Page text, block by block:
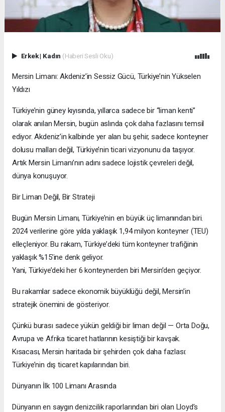
Erkek| Kadın (Haberi Sesli Oku)
Mersin Limanı: Akdeniz’in Sessiz Gücü, Türkiye’nin Yükselen
Yıldızı
Türkiye’nin güney kıyısında, yıllarca sadece bir “liman kenti”
olarak anılan Mersin, bugün aslında çok daha fazlasını temsil
ediyor. Akdeniz’in kalbinde yer alan bu şehir, sadece konteyner
dolusu malları değil, Türkiye’nin ticari vizyonunu da taşıyor.
Artık Mersin Limanı’nın adını sadece lojistik çevreleri değil,
dünya konuşuyor.
Bir Liman Değil, Bir Strateji
Bugün Mersin Limanı, Türkiye’nin en büyük üç limanından biri.
2024 verilerine göre yılda yaklaşık 1,94 milyon konteyner (TEU)
elleçleniyor. Bu rakam, Türkiye’deki tüm konteyner trafiğinin
yaklaşık %15’ine denk geliyor.
Yani, Türkiye’deki her 6 konteynerden biri Mersin’den geçiyor.
Bu rakamlar sadece ekonomik büyüklüğü değil, Mersin’in
stratejik önemini de gösteriyor.
Çünkü burası sadece yükün geldiği bir liman değil — Orta Doğu,
Avrupa ve Afrika ticaret hatlarının kesiştiği bir kavşak.
Kısacası, Mersin haritada bir şehirden çok daha fazlası:
Türkiye’nin dış ticaret kapılarından biri.
Dünyanın İlk 100 Limanı Arasında
Dünyanın en saygın denizcilik raporlarından biri olan Lloyd’s